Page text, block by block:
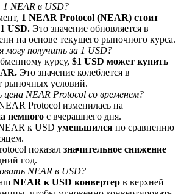
чтобы получить денежные
NEAR в USD?
1 NEAR Protocol (NEAR) стоит
USD. Это значение обновляется в
на основе текущего рыночного курса.
могу получить за 1 USD?
курсу, $1 USD может купить
Это значение колеблется в
рыночных условий.
цена NEAR Protocol со временем?
Protocol изменилась на
немного с вчерашнего дня.
к USD уменьшился по сравнению
показал значительное снижение
год.
NEAR в USD?
NEAR к USD конвертер в верхней